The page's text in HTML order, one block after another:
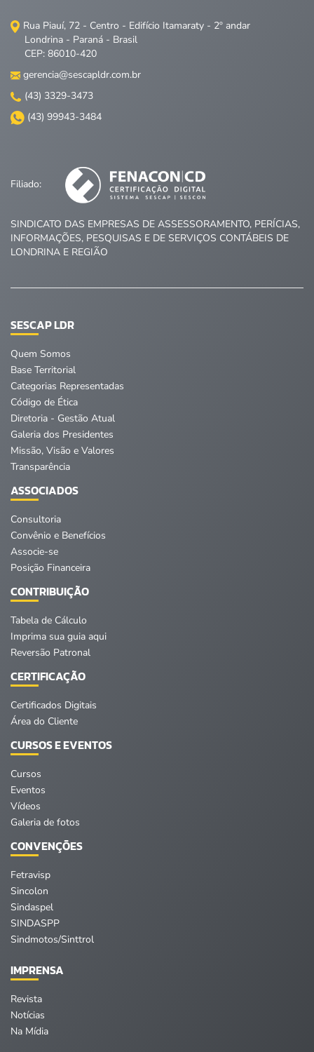
Rua Piauí, 72 - Centro - Edifício Itamaraty - 2º andar
Londrina - Paraná - Brasil
CEP: 86010-420
gerencia@sescapldr.com.br
(43) 3329-3473
(43) 99943-3484
Filiado:
SINDICATO DAS EMPRESAS DE ASSESSORAMENTO, PERÍCIAS,
INFORMAÇÕES, PESQUISAS E DE SERVIÇOS CONTÁBEIS DE
LONDRINA E REGIÃO
SESCAP LDR
Quem Somos
Base Territorial
Categorias Representadas
Código de Ética
Diretoria - Gestão Atual
Galeria dos Presidentes
Missão, Visão e Valores
Transparência
ASSOCIADOS
Consultoria
Convênio e Benefícios
Associe-se
Posição Financeira
CONTRIBUIÇÃO
Tabela de Cálculo
Imprima sua guia aqui
Reversão Patronal
CERTIFICAÇÃO
Certificados Digitais
Área do Cliente
CURSOS E EVENTOS
Cursos
Eventos
Vídeos
Galeria de fotos
CONVENÇÕES
Fetravisp
Sincolon
Sindaspel
SINDASPP
Sindmotos/Sinttrol
IMPRENSA
Revista
Notícias
Na Mídia